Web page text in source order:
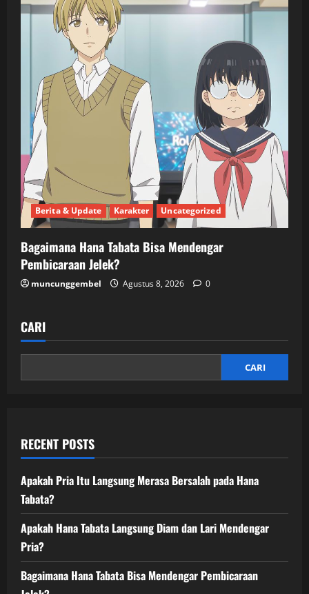
Berita & Update Karakter Uncategorized
Bagaimana Hana Tabata Bisa Mendengar
Pembicaraan Jelek?
muncunggembel Agustus 8, 2026 0
CARI
CARI
RECENT POSTS
Apakah Pria Itu Langsung Merasa Bersalah pada Hana
Tabata?
Apakah Hana Tabata Langsung Diam dan Lari Mendengar
Pria?
Bagaimana Hana Tabata Bisa Mendengar Pembicaraan